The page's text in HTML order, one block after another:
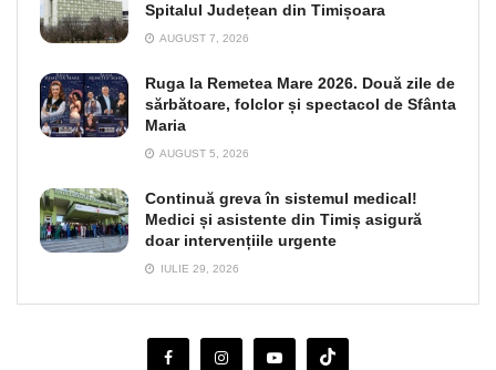
Spitalul Județean din Timișoara
AUGUST 7, 2026
Ruga la Remetea Mare 2026. Două zile de
sărbătoare, folclor și spectacol de Sfânta
Maria
AUGUST 5, 2026
Continuă greva în sistemul medical!
Medici și asistente din Timiș asigură
doar intervențiile urgente
IULIE 29, 2026